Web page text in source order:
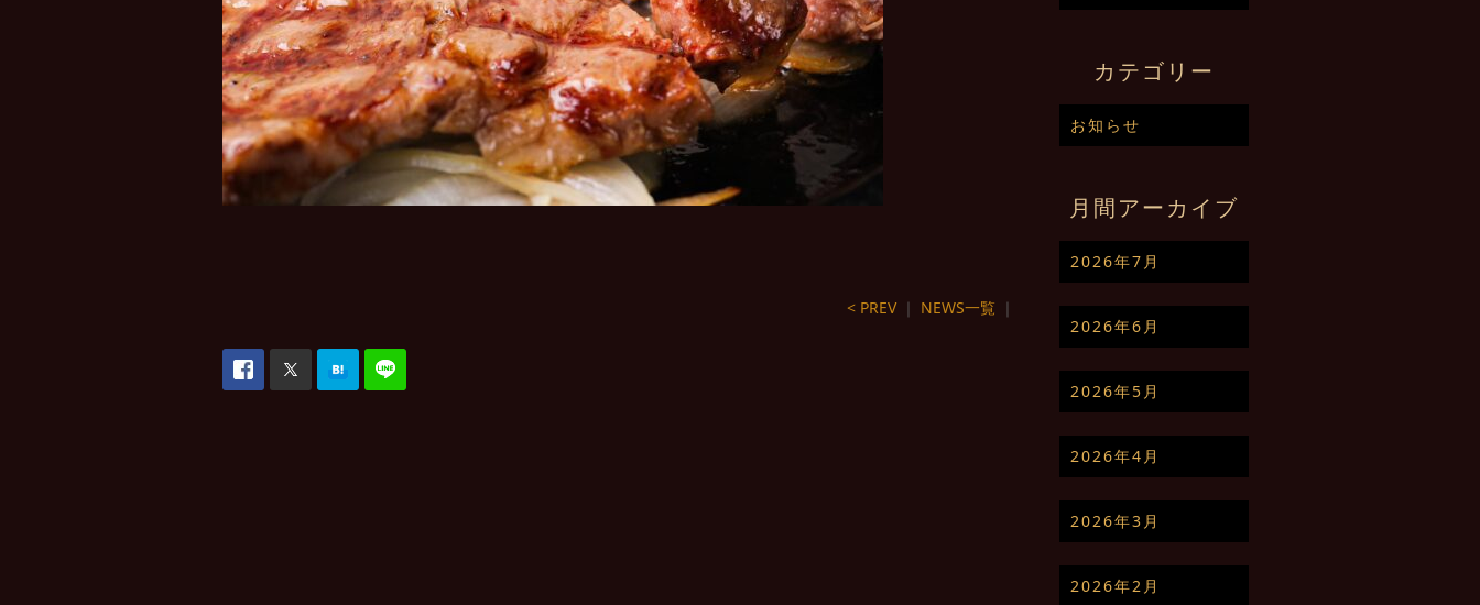
< PREV｜ NEWS一覧 ｜
カテゴリー
お知らせ
月間アーカイブ
2026年7月
2026年6月
2026年5月
2026年4月
2026年3月
2026年2月